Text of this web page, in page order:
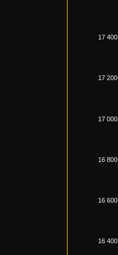
16 400
16 600
16 800
17 000
17 200
17 400